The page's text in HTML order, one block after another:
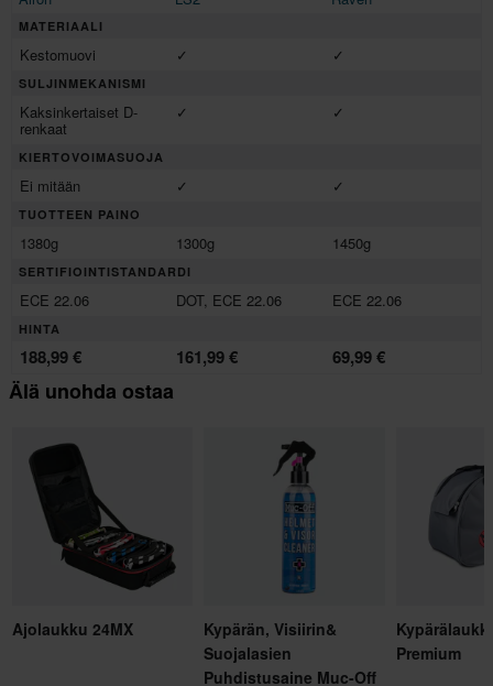
MATERIAALI
Kestomuovi ✓ ✓
SULJINMEKANISMI
Kaksinkertaiset D-
renkaat
✓ ✓
KIERTOVOIMASUOJA
Ei mitään ✓ ✓
TUOTTEEN PAINO
1380g 1300g 1450g
SERTIFIOINTISTANDARDI
ECE 22.06 DOT, ECE 22.06 ECE 22.06
HINTA
188,99 € 161,99 € 69,99 €
Älä unohda ostaa
Ajolaukku 24MX
Kypärän, Visiirin&
Suojalasien
Puhdistusaine Muc-Off
Premium